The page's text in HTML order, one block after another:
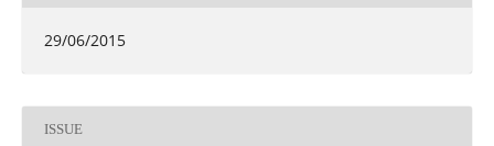
29/06/2015
ISSUE